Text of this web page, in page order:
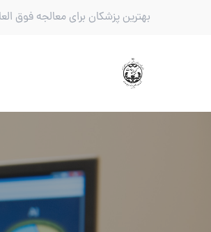
بهترین پزشکان برای معالجه فوق